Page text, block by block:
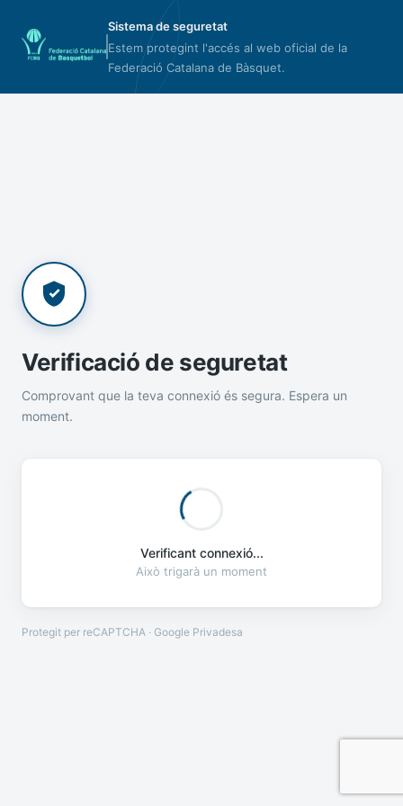
Sistema de seguretat
Estem protegint l'accés al web oficial de la
Federació Catalana de Bàsquet.
Verificació de seguretat
Comprovant que la teva connexió és segura. Espera un
moment.
Verificant connexió...
Això trigarà un moment
Protegit per reCAPTCHA · Google Privadesa